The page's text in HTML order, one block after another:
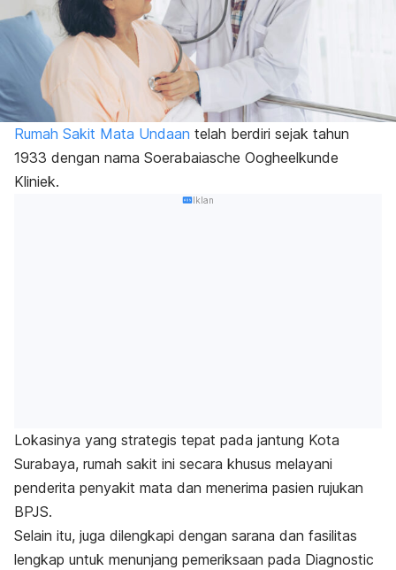
Rumah Sakit Mata Undaan telah berdiri sejak tahun
1933 dengan nama Soerabaiasche Oogheelkunde
Kliniek.
Iklan
Lokasinya yang strategis tepat pada jantung Kota
Surabaya, rumah sakit ini secara khusus melayani
penderita penyakit mata dan menerima pasien rujukan
BPJS.
Selain itu, juga dilengkapi dengan sarana dan fasilitas
lengkap untuk menunjang pemeriksaan pada Diagnostic